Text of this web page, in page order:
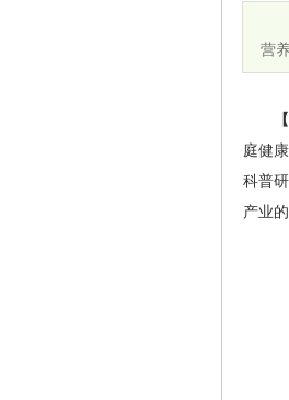
营
庭健
科普
产业